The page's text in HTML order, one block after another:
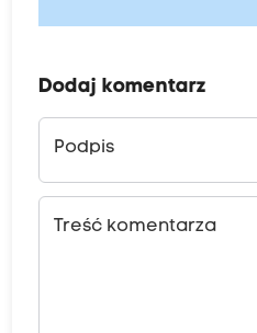
Dodaj komentarz
Podpis
Treść komentarza